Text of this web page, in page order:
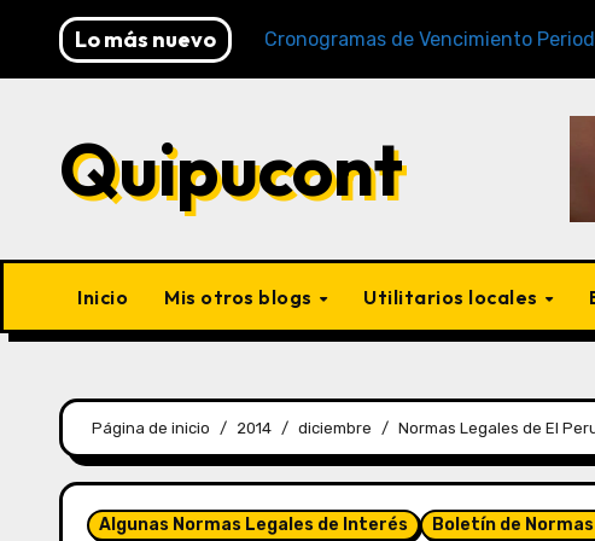
Lo más nuevo
y SUNAT) Cronogramas de Vencimiento Periodo
Quipucont
Inicio Mis otros blogs Utilitarios locales
Página de inicio 2014 diciembre Normas Legales de El
Algunas Normas Legales de Interés Boletín de